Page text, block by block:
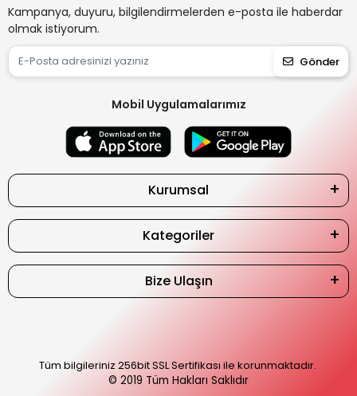
Kampanya, duyuru, bilgilendirmelerden e-posta ile haberdar
olmak istiyorum.
Gönder
Mobil Uygulamalarımız
Kurumsal
Kategoriler
Bize Ulaşın
Tüm bilgileriniz 256bit SSL Sertifikası ile korunmaktadır.
© 2019 Tüm Hakları Saklıdır